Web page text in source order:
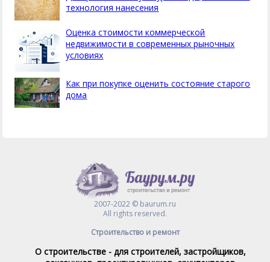
технология нанесения
Оценка стоимости коммерческой
недвижимости в современных рыночных
условиях
Как при покупке оценить состояние старого
дома
2007-2022 © baurum.ru
All rights reserved.
Строительство и ремонт
О строительстве - для строителей, застройщиков,